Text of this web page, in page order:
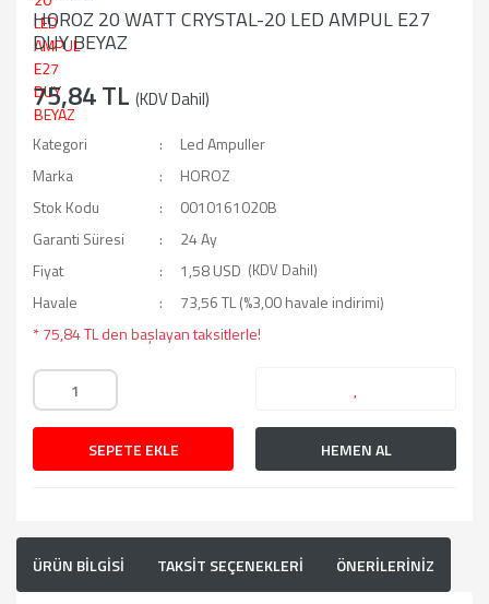
HOROZ 20 WATT CRYSTAL-20 LED AMPUL E27
DUY BEYAZ
75,84 TL (KDV Dahil)
Kategori
Led Ampuller
Marka
HOROZ
Stok Kodu
0010161020B
Garanti Süresi
24 Ay
Fiyat
1,58 USD (KDV Dahil)
Havale
73,56 TL (%3,00 havale indirimi)
* 75,84 TL den başlayan taksitlerle!
SEPETE EKLE HEMEN AL
ÜRÜN BİLGİSİ TAKSİT SEÇENEKLERİ ÖNERİLERİNİZ